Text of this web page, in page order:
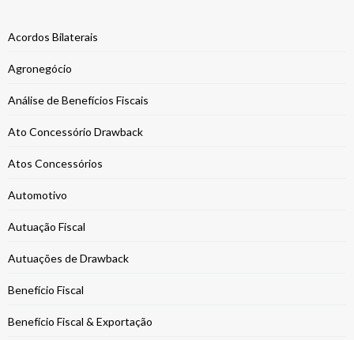
Acordos Bilaterais
Agronegócio
Análise de Benefícios Fiscais
Ato Concessório Drawback
Atos Concessórios
Automotivo
Autuação Fiscal
Autuações de Drawback
Benefício Fiscal
Benefício Fiscal & Exportação